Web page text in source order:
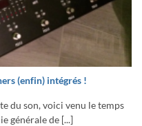
(enfin) intégrés !
du son, voici venu le temps
générale de [...]